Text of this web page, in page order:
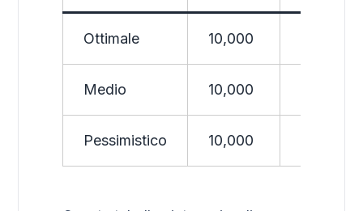
Ottimale 10,000
Medio 10,000
Pessimistico 10,000